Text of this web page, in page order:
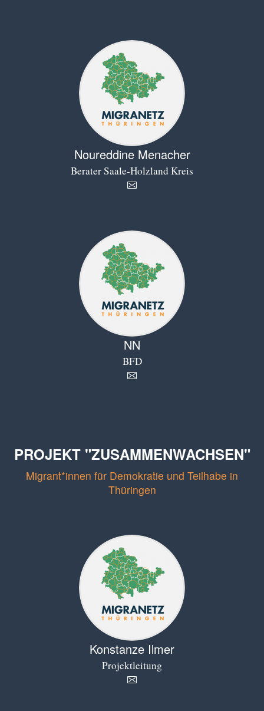
Noureddine Menacher
Berater Saale-Holzland Kreis
NN
BFD
PROJEKT "ZUSAMMENWACHSEN"
Migrant*innen für Demokratie und Teilhabe in
Thüringen
Konstanze Ilmer
Projektleitung